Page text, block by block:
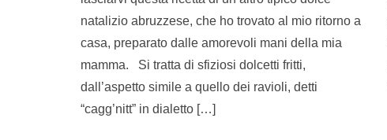
natalizio abruzzese, che ho trovato al mio ritorno a
casa, preparato dalle amorevoli mani della mia
mamma. Si tratta di sfiziosi dolcetti fritti,
dall’aspetto simile a quello dei ravioli, detti
“cagg’nitt” in dialetto […]